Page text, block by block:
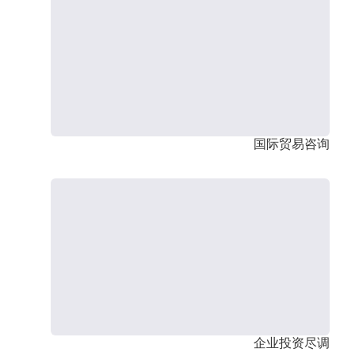
国际贸易咨询
企业投资尽调